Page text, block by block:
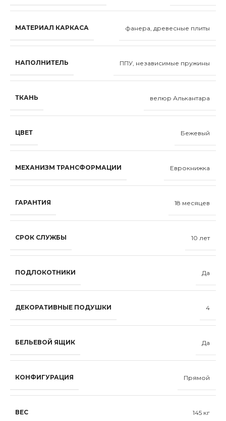
МАТЕРИАЛ КАРКАСА фанера, древесные плиты
НАПОЛНИТЕЛЬ ППУ, независимые пружины
ТКАНЬ велюр Алькантара
ЦВЕТ Бежевый
МЕХАНИЗМ ТРАНСФОРМАЦИИ Еврокнижка
ГАРАНТИЯ 18 месяцев
СРОК СЛУЖБЫ 10 лет
ПОДЛОКОТНИКИ Да
ДЕКОРАТИВНЫЕ ПОДУШКИ 4
БЕЛЬЕВОЙ ЯЩИК Да
КОНФИГУРАЦИЯ Прямой
ВЕС 145 кг